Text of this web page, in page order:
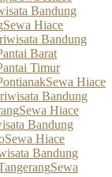
Bandung
Sewa Hiace
Bandung
Barat
Timur
Sewa Hiace
Bandung
Sewa Hiace
Bandung
Sewa Hiace
Bandung
Sewa